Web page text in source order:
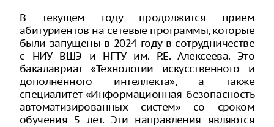
В текущем году продолжится прием
абитуриентов на сетевые программы, которые
были запущены в 2024 году в сотрудничестве
с НИУ ВШЭ и НГТУ им. Р.Е. Алексеева. Это
бакалавриат «Технологии искусственного и
дополненного интеллекта», а также
специалитет «Информационная безопасность
автоматизированных систем» со сроком
обучения 5 лет. Эти направления являются